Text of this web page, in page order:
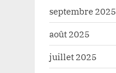
septembre 2025
août 2025
juillet 2025